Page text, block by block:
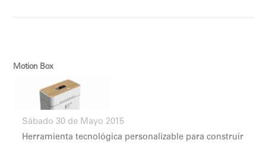
Motion Box
Sábado 30 de Mayo 2015
Herramienta tecnológica personalizable para construir